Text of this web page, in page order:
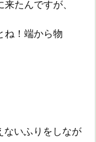
たんですが、
ね！端から物
ないふりをしなが